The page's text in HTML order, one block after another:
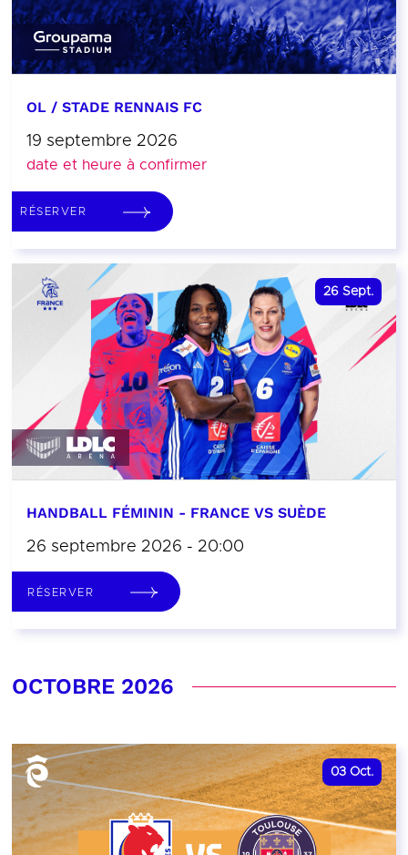
OL / STADE RENNAIS FC
19 septembre 2026
date et heure à confirmer
RÉSERVER
26 Sept.
HANDBALL FÉMININ - FRANCE VS SUÈDE
26 septembre 2026 - 20:00
RÉSERVER
OCTOBRE 2026
03 Oct.